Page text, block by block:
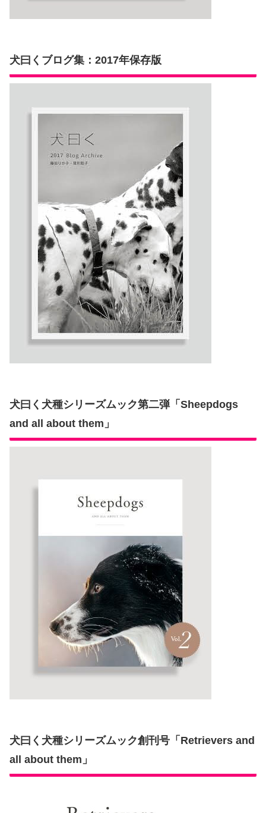
犬曰くブログ集：2017年保存版
犬曰く犬種シリーズムック第二弾「Sheepdogs
and all about them」
犬曰く犬種シリーズムック創刊号「Retrievers and
all about them」